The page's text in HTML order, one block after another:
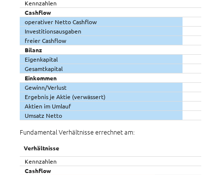
Kennzahlen
Cashflow
operativer Netto Cashflow
Investitionsausgaben
freier Cashflow
Bilanz
Eigenkapital
Gesamtkapital
Einkommen
Gewinn/Verlust
Ergebnis je Aktie (verwässert)
Aktien im Umlauf
Umsatz Netto
Fundamental Verhältnisse errechnet am:
Verhältnisse
Kennzahlen
Cashflow